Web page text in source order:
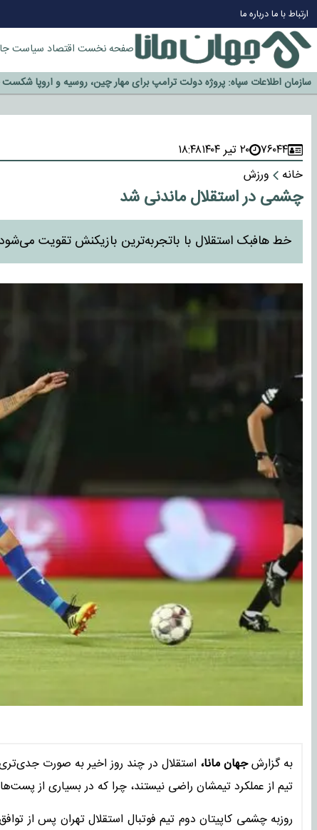
ارتباط با مادرباره ما
صفحه نخست اقتصاد سیاست
چرا طلا دوباره افزایشی شد؟
گزینه جدایی اوسمار روی میز مدیران پرسپولیس
آیا رئیس جمهور آمریکا قانون را دور می‌زند؟
اخراج رسمی چهره نامدار از پرسپولیس
سازمان اطلاعات سپاه: پروژه دولت ترامپ برای مهار چین، روسیه و اروپا
۷۶۰۴۴ ۲۰ تیر ۱۴۰۴
۱۸:۴۸
خانه
ورزش
چشمی در استقلال ماندنی شد
خط هافبک استقلال با باتجربه‌ترین بازیکنش تقویت
به گزارشجهان مانا، استقلال در چند روز اخیر به صورت جدی‌تری
تیم از عملکرد تیمشان راضی نیستند، چرا که در بسیاری از
روزبه چشمی کاپیتان دوم تیم فوتبال استقلال تهران پس از